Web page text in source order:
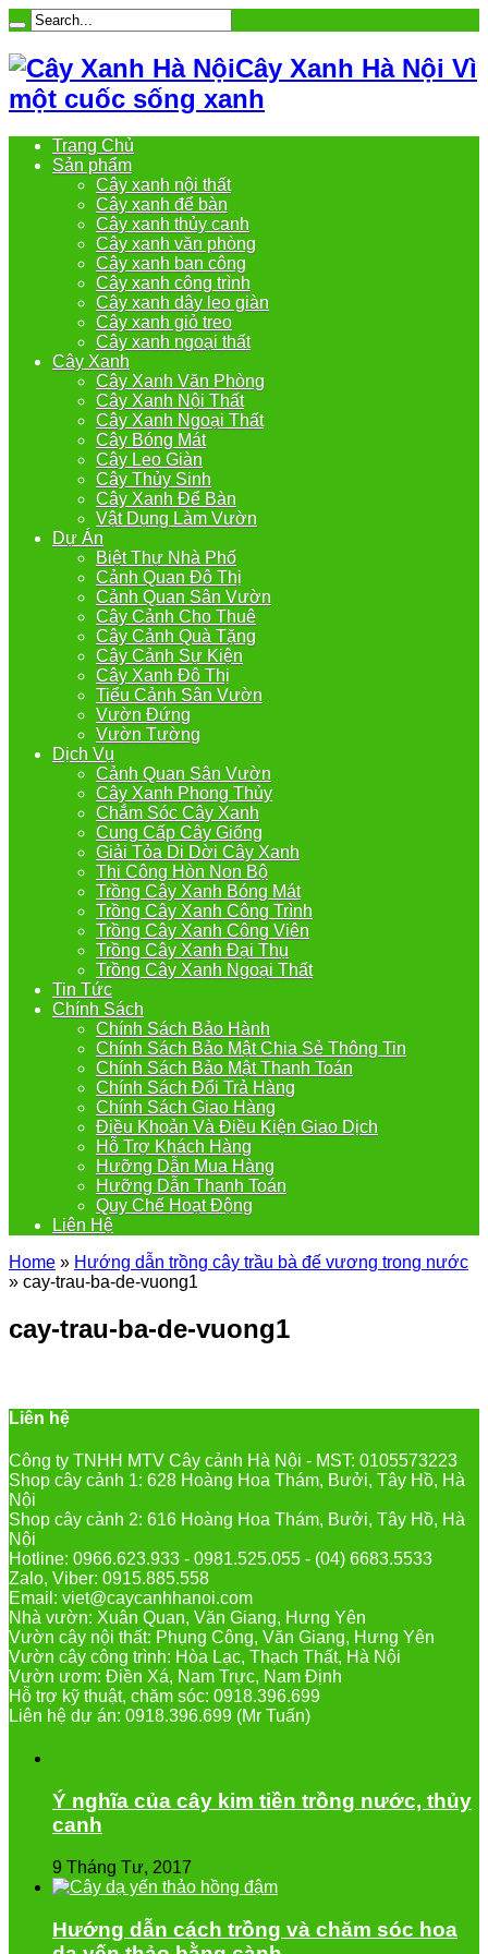
Cây Xanh Hà Nội Vì
một cuốc sống xanh
Trang Chủ
Sản phẩm
Cây xanh nội thất
Cây xanh để bàn
Cây xanh thủy canh
Cây xanh văn phòng
Cây xanh ban công
Cây xanh công trình
Cây xanh dây leo giàn
Cây xanh giỏ treo
Cây xanh ngoại thất
Cây Xanh
Cây Xanh Văn Phòng
Cây Xanh Nội Thất
Cây Xanh Ngoại Thất
Cây Bóng Mát
Cây Leo Giàn
Cây Thủy Sinh
Cây Xanh Để Bàn
Vật Dụng Làm Vườn
Dự Án
Biệt Thự Nhà Phố
Cảnh Quan Đô Thị
Cảnh Quan Sân Vườn
Cây Cảnh Cho Thuê
Cây Cảnh Quà Tặng
Cây Cảnh Sự Kiện
Cây Xanh Đô Thị
Tiểu Cảnh Sân Vườn
Vườn Đứng
Vườn Tường
Dịch Vụ
Cảnh Quan Sân Vườn
Cây Xanh Phong Thủy
Chắm Sóc Cây Xanh
Cung Cấp Cây Giống
Giải Tỏa Di Dời Cây Xanh
Thi Công Hòn Non Bộ
Trồng Cây Xanh Bóng Mát
Trồng Cây Xanh Công Trình
Trồng Cây Xanh Công Viên
Trồng Cây Xanh Đại Thụ
Trồng Cây Xanh Ngoại Thất
Tin Tức
Chính Sách
Chính Sách Bảo Hành
Chính Sách Bảo Mật Chia Sẻ Thông Tin
Chính Sách Bảo Mật Thanh Toán
Chính Sách Đổi Trả Hàng
Chính Sách Giao Hàng
Điều Khoản Và Điều Kiện Giao Dịch
Hỗ Trợ Khách Hàng
Hưỡng Dẫn Mua Hàng
Hưỡng Dẫn Thanh Toán
Quy Chế Hoạt Động
Liên Hệ
Home » Hướng dẫn trồng cây trầu bà đế vương trong nước
» cay-trau-ba-de-vuong1
cay-trau-ba-de-vuong1
Liên hệ
Công ty TNHH MTV Cây cảnh Hà Nội - MST: 0105573223
Shop cây cảnh 1: 628 Hoàng Hoa Thám, Bưởi, Tây Hồ, Hà
Nội
Shop cây cảnh 2: 616 Hoàng Hoa Thám, Bưởi, Tây Hồ, Hà
Nội
Hotline: 0966.623.933 - 0981.525.055 - (04) 6683.5533
Zalo, Viber: 0915.885.558
Email: viet@caycanhhanoi.com
Nhà vườn: Xuân Quan, Văn Giang, Hưng Yên
Vườn cây nội thất: Phụng Công, Văn Giang, Hưng Yên
Vườn cây công trình: Hòa Lạc, Thạch Thất, Hà Nội
Vườn ươm: Điền Xá, Nam Trực, Nam Định
Hỗ trợ kỹ thuật, chăm sóc: 0918.396.699
Liên hệ dự án: 0918.396.699 (Mr Tuấn)
Ý nghĩa của cây kim tiền trồng nước, thủy
canh
9 Tháng Tư, 2017
Hướng dẫn cách trồng và chăm sóc hoa